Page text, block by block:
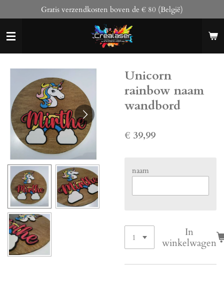
direct
naar
de
hoofdinhoud
Gratis verzendkosten boven de € 80 (België)
Unicorn
rainbow naam
wandbord
€ 39,99
naam
In
winkelwagen